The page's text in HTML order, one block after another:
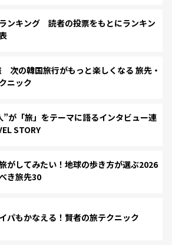
ンキング 読者の投票をもとにランキン
次の韓国旅行がもっと楽しくなる 旅先・
ニック
”が「旅」をテーマに語るインタビュー連
STORY
がしてみたい！地球の歩き方が選ぶ2026
き旅先30
パもかなえる！賢者の旅テクニック